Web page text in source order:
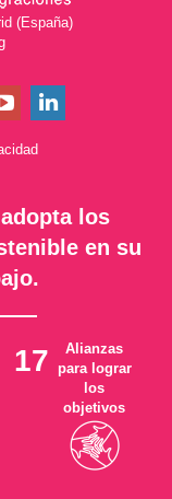
(España)
los
en su
17
Alianzas
para lograr
los
objetivos